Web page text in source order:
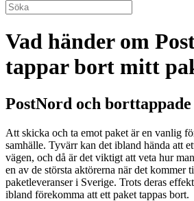
Vad händer om
tappar bort mitt
PostNord och
Att skicka och ta emot paket är en vanlig
samhälle. Tyvärr kan det ibland hända att
vägen, och då är det viktigt att veta hur
en av de största aktörerna när det kommer
paketleveranser i Sverige. Trots deras
ibland förekomma att ett paket tappas bort.